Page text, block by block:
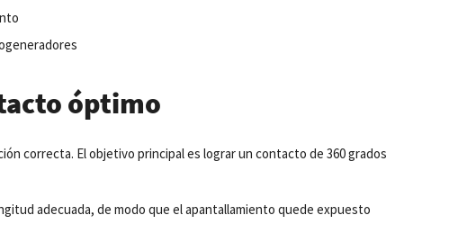
óptimo
correcta. El objetivo principal es lograr un contacto de 360 grados
adecuada, de modo que el apantallamiento quede expuesto